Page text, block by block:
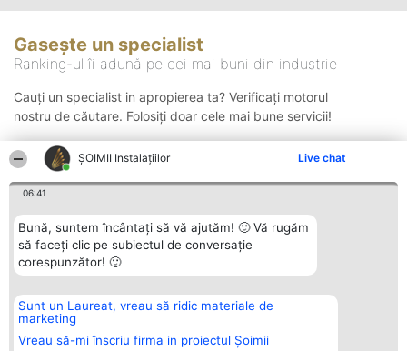
ŞOIMII Instalaţiilor Live chat
06:41
Bună, suntem încântați să vă ajutăm! 🙂 Vă rugăm
să faceți clic pe subiectul de conversație
corespunzător! 🙂
Sunt un Laureat, vreau să ridic materiale de
marketing
Vreau să-mi înscriu firma in proiectul Șoimii
Gasește un specialist
Ranking-ul îi adună pe cei mai buni din industrie
Cauți un specialist in apropierea ta? Verificați motorul
nostru de căutare. Folosiți doar cele mai bune servicii!
Organizator Ranking
BRIGHT SOLUTIONS BR SRL
Aleea Timisul De Sus 2 Bl. A30
Sc. A Et. 4 Ap. 13 Cod 061952
Plebiscyt
Lista Tuturor
Laureaților
Contact